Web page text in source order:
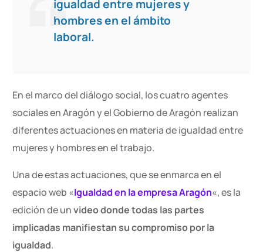
igualdad entre mujeres y
hombres en el ámbito
laboral.
En el marco del diálogo social, los cuatro agentes
sociales en Aragón y el Gobierno de Aragón realizan
diferentes actuaciones en materia de igualdad entre
mujeres y hombres en el trabajo.
Una de estas actuaciones, que se enmarca en el
espacio web «Igualdad en la empresa Aragón«, es la
edición de unvideo donde todas las partes
implicadas manifiestan su compromiso por la
igualdad.